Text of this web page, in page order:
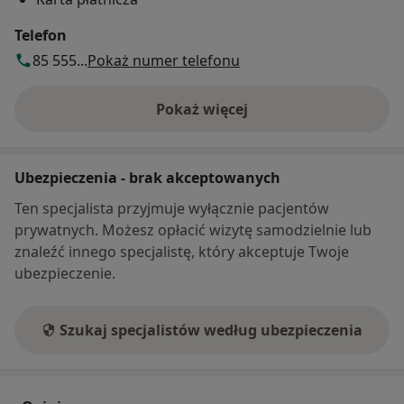
Telefon
85 555...Pokaż numer telefonu
Pokaż więcej
o adresie
Ubezpieczenia - brak akceptowanych
Ten specjalista przyjmuje wyłącznie pacjentów
prywatnych. Możesz opłacić wizytę samodzielnie lub
znaleźć innego specjalistę, który akceptuje Twoje
ubezpieczenie.
Szukaj specjalistów według ubezpieczenia